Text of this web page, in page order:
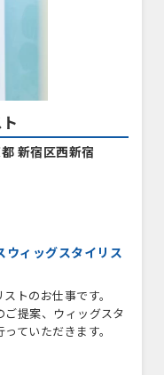
新宿区西新宿
ウィッグスタイリス
トのお仕事です。
提案、ウィッグスタ
ていただきます。